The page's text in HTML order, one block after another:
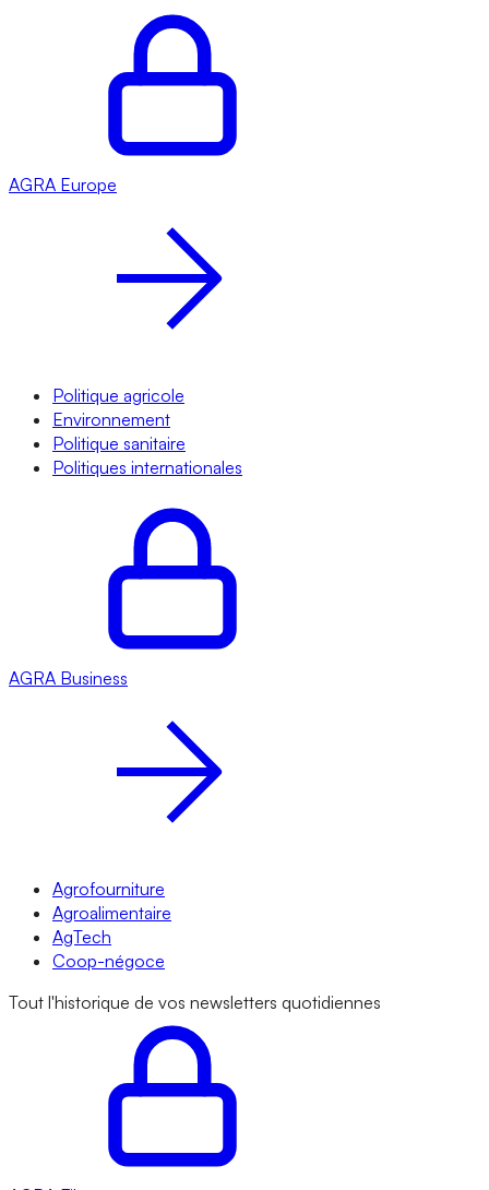
AGRA Europe
Politique agricole
Environnement
Politique sanitaire
Politiques internationales
AGRA Business
Agrofourniture
Agroalimentaire
AgTech
Coop-négoce
Tout l'historique de vos newsletters quotidiennes